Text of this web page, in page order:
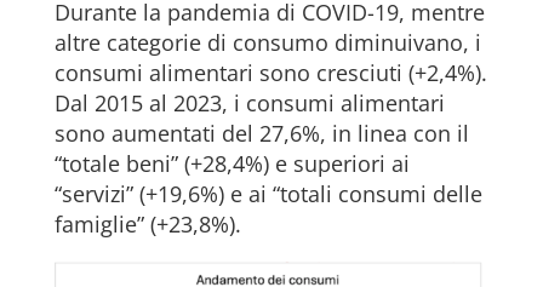
Durante la pandemia di COVID-19, mentre
altre categorie di consumo diminuivano, i
consumi alimentari sono cresciuti (+2,4%).
Dal 2015 al 2023, i consumi alimentari
sono aumentati del 27,6%, in linea con il
“totale beni” (+28,4%) e superiori ai
“servizi” (+19,6%) e ai “totali consumi delle
famiglie” (+23,8%).